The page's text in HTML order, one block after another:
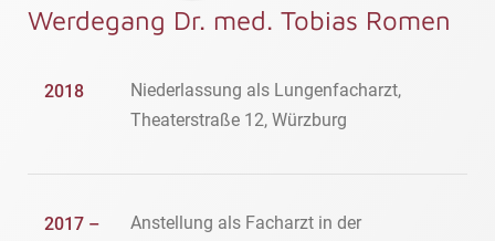
Werdegang Dr. med. Tobias Romen
2018
Niederlassung als Lungenfacharzt,
Theaterstraße 12, Würzburg
2017 –
Anstellung als Facharzt in der